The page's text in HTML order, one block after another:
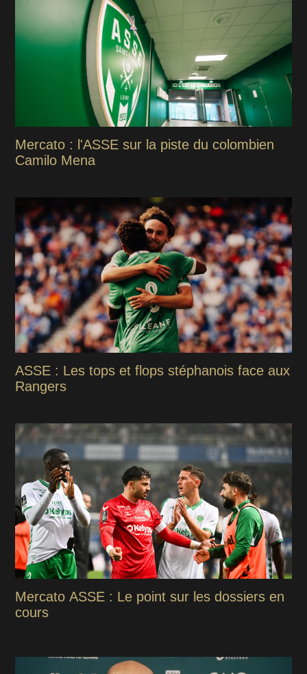
Mercato : l'ASSE sur la piste du colombien
Camilo Mena
ASSE : Les tops et flops stéphanois face aux
Rangers
Mercato ASSE : Le point sur les dossiers en
cours